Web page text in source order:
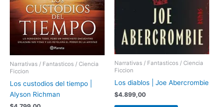
Narrativas / Fantasticos / Ciencia
Ficcion
Los custodios del tiempo |
Alyson Richman
Narrativas / Fantasticos / Ciencia
Ficcion
Los diablos | Joe Abercrombie
$4.899,00